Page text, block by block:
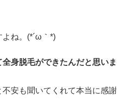
よね。(*´ω｀*)
身脱毛ができたんだと思いま
安も聞いてくれて本当に感謝